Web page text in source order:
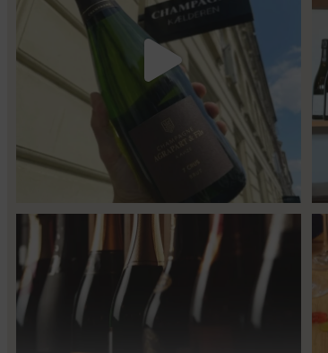
53 2
Er du helt ny indenfor champagne, og gerne vil ...